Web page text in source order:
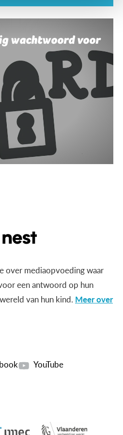
wachtwoord voor
over mediaopvoeding waar
een antwoord op hun
van hun kind. Meer over
YouTube